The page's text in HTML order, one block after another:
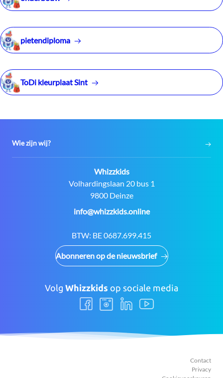
pietendiploma
ToDi kleurplaat Sint
Wie zijn wij?
Contact:
Whizzkids
Adres:
Volhardingslaan 20 bus 1
9800 Deinze
E-
info@whizzkids.online
BTW: BE 0687.699.415
Abonneren op de nieuwsbrief
Volg Whizzkids op sociale media
Volg
ons
Volg
ons
Volg
ons
Volg
ons
Contact
Privacy